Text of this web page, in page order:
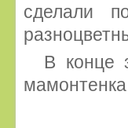
сделали
В конце